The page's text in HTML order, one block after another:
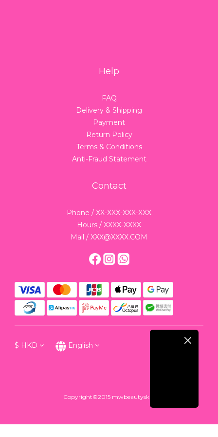
Help
FAQ
Delivery & Shipping
Payment
Return Policy
Terms & Conditions
Anti-Fraud Statement
Contact
Phone / XX-XXX-XXX-XXX
Hours / XXXX-XXXX
Mail / XXX@XXXX.COM
$ HKD English
Copyright©2015 mwbeautyskin